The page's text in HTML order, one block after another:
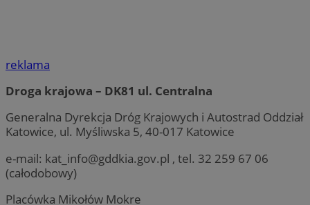
reklama
Droga krajowa – DK81 ul. Centralna
Generalna Dyrekcja Dróg Krajowych i Autostrad Oddział
Katowice, ul. Myśliwska 5, 40-017 Katowice
e-mail: kat_info@gddkia.gov.pl , tel. 32 259 67 06
(całodobowy)
Placówka Mikołów Mokre